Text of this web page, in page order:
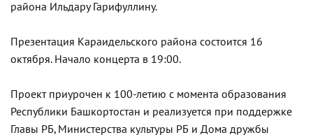
района Ильдару Гарифуллину.
Презентация Караидельского района состоится 16
октября. Начало концерта в 19:00.
Проект приурочен к 100-летию с момента образования
Республики Башкортостан и реализуется при поддержке
Главы РБ, Министерства культуры РБ и Дома дружбы